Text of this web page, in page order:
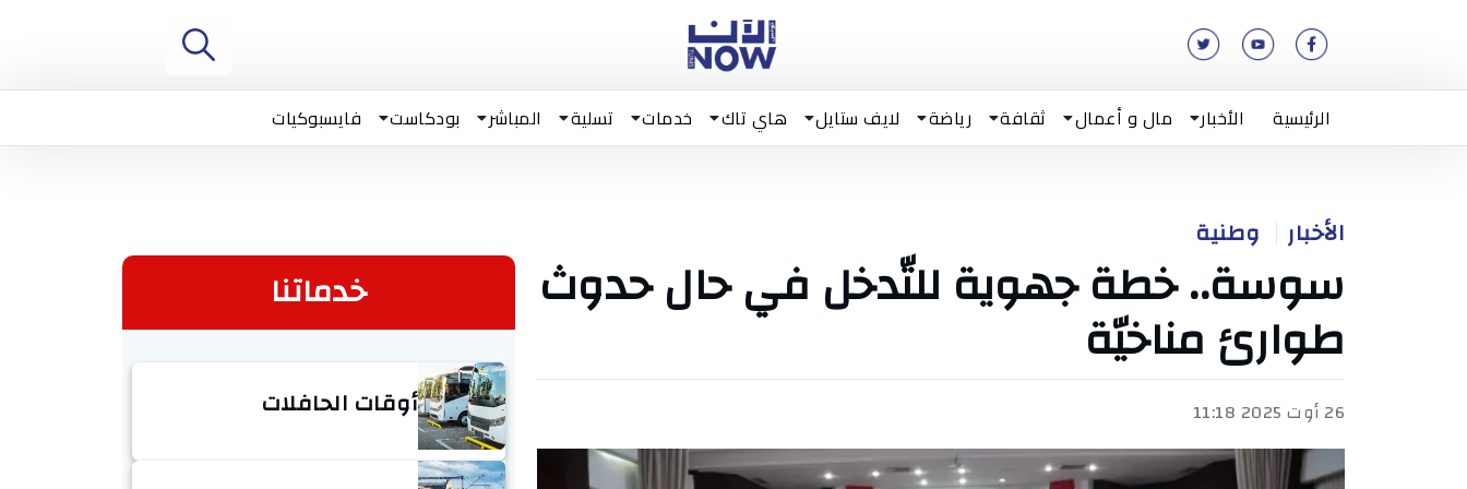
الرئيسية الأخبار مال و أعمال ثقافة رياضة لايف ستايل هاي تاك خدمات تسلية المباشر بودكاست فايسبوكيات
الأخبار وطنية
سوسة.. خطة جهوية للتّدخل في حال حدوث
طوارئ مناخيّة
26 أوت 2025 11:18
خدماتنا
أوقات الحافلات